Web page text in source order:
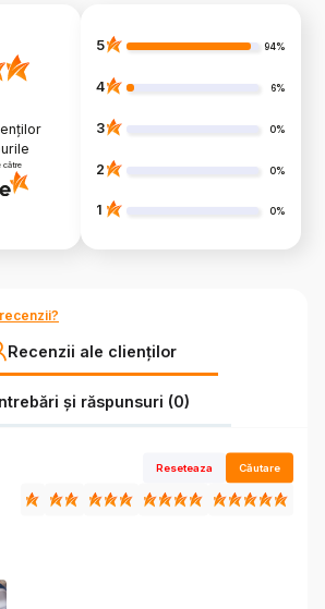
către
5 94%
4 6%
3 0%
2 0%
1 0%
Recenzii ale clienților
și răspunsuri (0)
Reseteaza Căutare